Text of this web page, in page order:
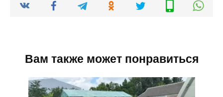
Вам также может понравиться